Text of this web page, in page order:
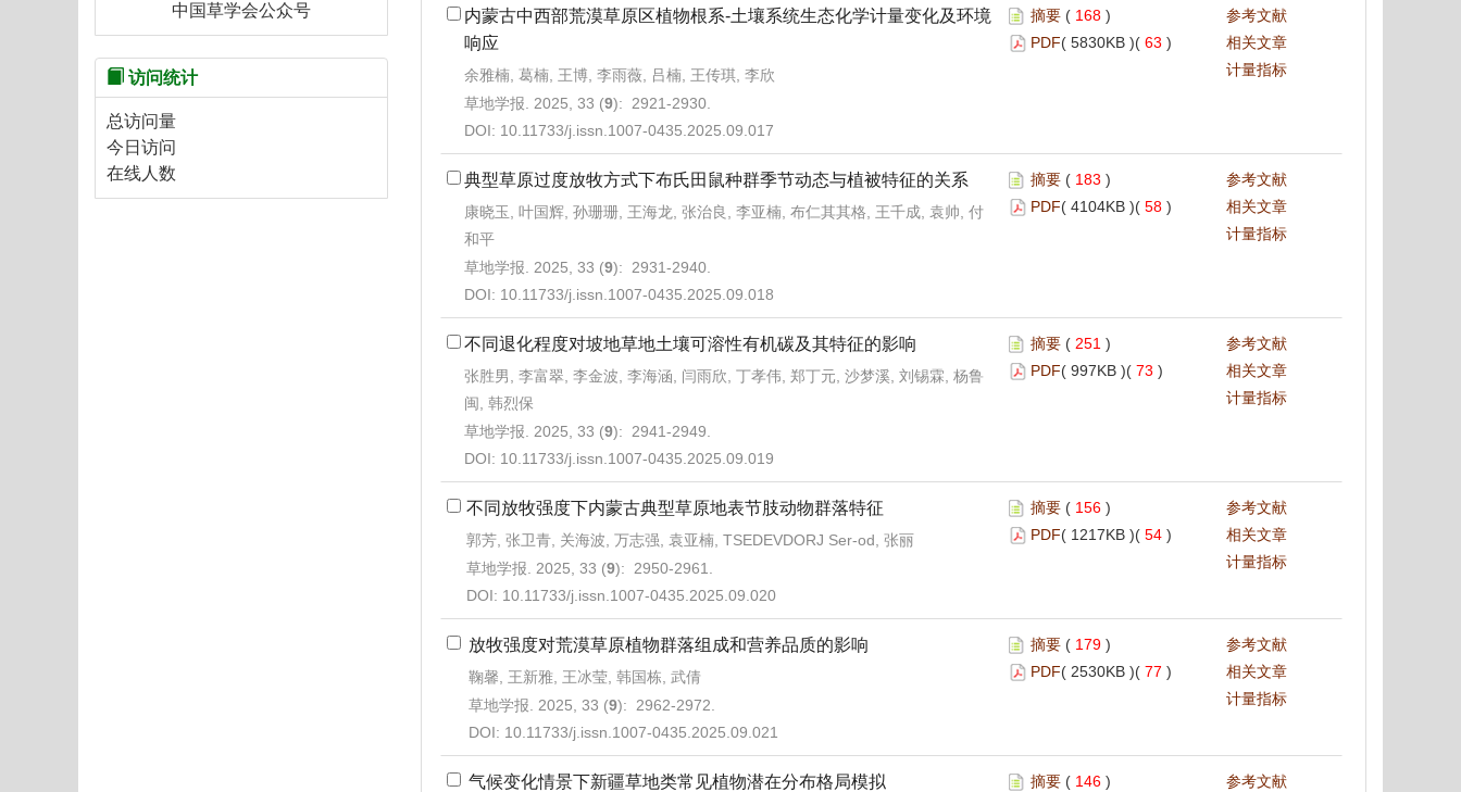
内蒙古中西部荒漠草原区植物根系-土壤系统生态化学计量变化及环境
响应
余雅楠, 葛楠, 王博, 李雨薇, 吕楠, 王传琪, 李欣
草地学报. 2025, 33 (9): 2921-2930.
DOI: 10.11733/j.issn.1007-0435.2025.09.017
摘要 ( 168 )
PDF( 5830KB )( 63 )
参考文献
相关文章
计量指标
典型草原过度放牧方式下布氏田鼠种群季节动态与植被特征的关系
康晓玉, 叶国辉, 孙珊珊, 王海龙, 张治良, 李亚楠, 布仁其其格, 王千成, 袁帅, 付
和平
草地学报. 2025, 33 (9): 2931-2940.
DOI: 10.11733/j.issn.1007-0435.2025.09.018
摘要 ( 183 )
PDF( 4104KB )( 58 )
参考文献
相关文章
计量指标
不同退化程度对坡地草地土壤可溶性有机碳及其特征的影响
张胜男, 李富翠, 李金波, 李海涵, 闫雨欣, 丁孝伟, 郑丁元, 沙梦溪, 刘锡霖, 杨鲁
闽, 韩烈保
草地学报. 2025, 33 (9): 2941-2949.
DOI: 10.11733/j.issn.1007-0435.2025.09.019
摘要 ( 251 )
PDF( 997KB )( 73 )
参考文献
相关文章
计量指标
不同放牧强度下内蒙古典型草原地表节肢动物群落特征
郭芳, 张卫青, 关海波, 万志强, 袁亚楠, TSEDEVDORJ Ser-od, 张丽
草地学报. 2025, 33 (9): 2950-2961.
DOI: 10.11733/j.issn.1007-0435.2025.09.020
摘要 ( 156 )
PDF( 1217KB )( 54 )
参考文献
相关文章
计量指标
放牧强度对荒漠草原植物群落组成和营养品质的影响
鞠馨, 王新雅, 王冰莹, 韩国栋, 武倩
草地学报. 2025, 33 (9): 2962-2972.
DOI: 10.11733/j.issn.1007-0435.2025.09.021
摘要 ( 179 )
PDF( 2530KB )( 77 )
参考文献
相关文章
计量指标
气候变化情景下新疆草地类常见植物潜在分布格局模拟 摘要 ( 146 )
参考文献
中国草学会公众号
访问统计
总访问量
今日访问
在线人数